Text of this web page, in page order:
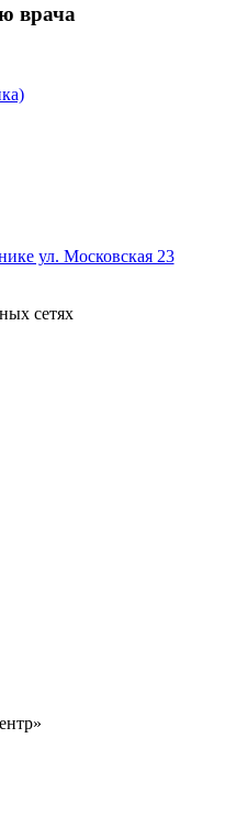
врача
ул. Московская 23
сетях